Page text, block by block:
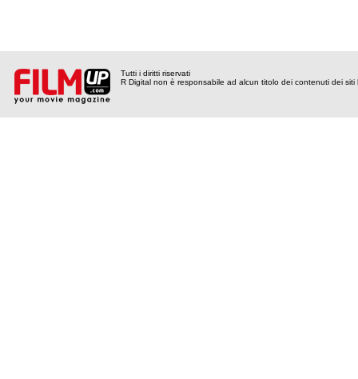
Tutti i diritti riservati
R Digital non è responsabile ad alcun titolo dei contenuti dei siti